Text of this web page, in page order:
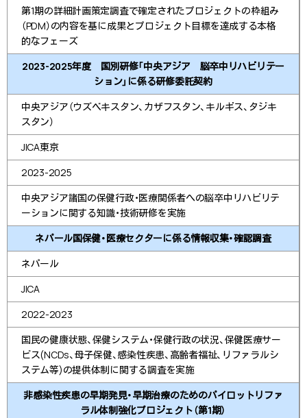
第1期の詳細計画策定調査で確定されたプロジェクトの枠組み
（PDM）の内容を基に成果とプロジェクト目標を達成する本格
的なフェーズ
2023-2025年度 国別研修「中央アジア 脳卒中リハビリテー
ション」に係る研修委託契約
中央アジア（ウズベキスタン、カザフスタン、キルギス、タジキ
スタン）
JICA東京
2023-2025
中央アジア諸国の保健行政・医療関係者への脳卒中リハビリテ
ーションに関する知識・技術研修を実施
ネパール国保健・医療セクターに係る情報収集・確認調査
ネパール
JICA
2022-2023
国民の健康状態、保健システム・保健行政の状況、保健医療サー
ビス(NCDs、母子保健、感染性疾患、高齢者福祉、リファラルシ
ステム等)の提供体制に関する調査を実施
非感染性疾患の早期発見・早期治療のためのパイロットリファ
ラル体制強化プロジェクト（第1期）